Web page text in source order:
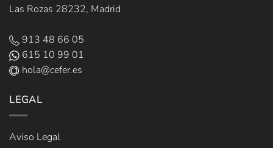
Las Rozas 28232, Madrid
913 48 66 05
615 10 99 01
hola@cefer.es
LEGAL
Aviso Legal